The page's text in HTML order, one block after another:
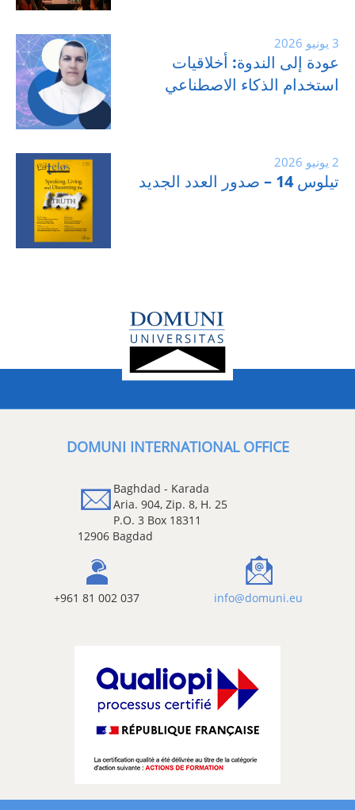
3 يونيو 2026
عودة إلى الندوة: أخلاقيات
استخدام الذكاء الاصطناعي
2 يونيو 2026
تيلوس 14 – صدور العدد الجديد
DOMUNI INTERNATIONAL OFFICE
Baghdad - Karada
Aria. 904, Zip. 8, H. 25
P.O. 3 Box 18311
12906 Bagdad
+961 81 002 037 info@domuni.eu